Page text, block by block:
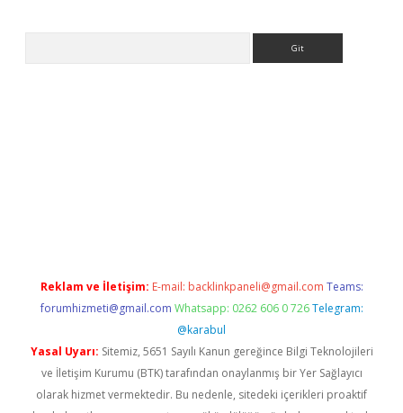
Reklam ve İletişim: E-mail: backlinkpaneli@gmail.com Teams:
forumhizmeti@gmail.com Whatsapp: 0262 606 0 726 Telegram:
@karabul
Yasal Uyarı: Sitemiz, 5651 Sayılı Kanun gereğince Bilgi Teknolojileri
ve İletişim Kurumu (BTK) tarafından onaylanmış bir Yer Sağlayıcı
olarak hizmet vermektedir. Bu nedenle, sitedeki içerikleri proaktif